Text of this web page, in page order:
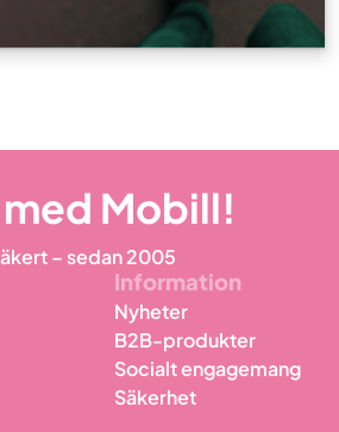
Mobill!
– sedan 2005
Information
Nyheter
B2B-produkter
Socialt engagemang
Säkerhet